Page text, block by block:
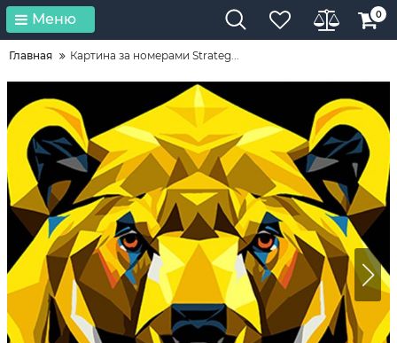
Меню 0
Главная Картина за номерами Strateg...